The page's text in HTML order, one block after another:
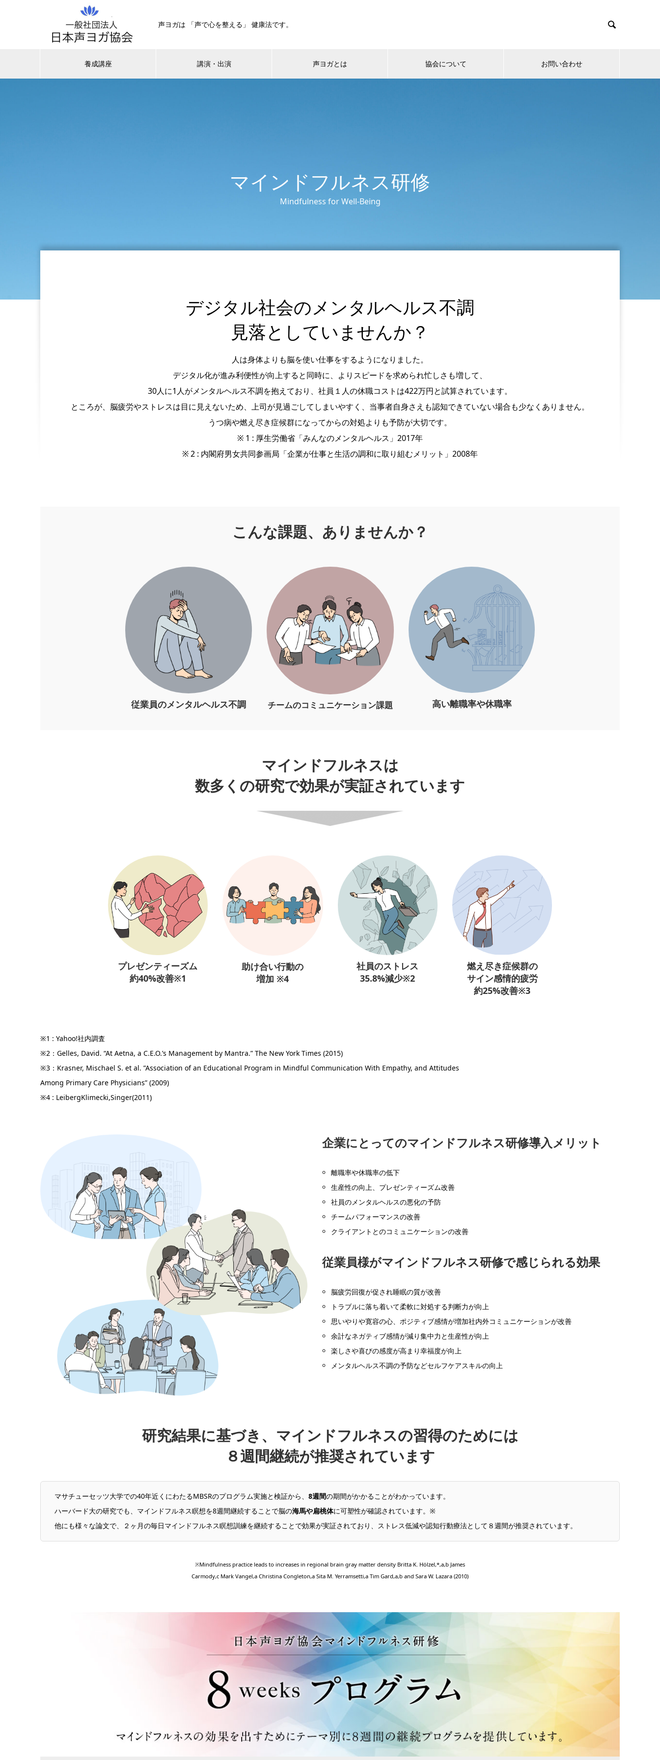
声ヨガは 「声で心を整える」 健康法です。 
養成講座 講演・出演 声ヨガとは 協会について お問い合わせ
マインドフルネス研修
Mindfulness for Well-Being
デジタル社会のメンタルヘルス不調
見落としていませんか？
人は身体よりも脳を使い仕事をするようになりました。
デジタル化が進み利便性が向上すると同時に、よりスピードを求められ忙しさも増して、
30人に1人がメンタルヘルス不調を抱えており、社員１人の休職コストは422万円と試算されています。
ところが、脳疲労やストレスは目に見えないため、上司が見過ごしてしまいやすく、当事者自身さえも認知できていない場合も少なくありません。
うつ病や燃え尽き症候群になってからの対処よりも予防が大切です。
※ 1 : 厚生労働省「みんなのメンタルヘルス」2017年
※ 2 : 内閣府男女共同参画局「企業が仕事と生活の調和に取り組むメリット」2008年
こんな課題、ありませんか？
従業員のメンタルヘルス不調 チームのコミュニケーション課題 高い離職率や休職率
マインドフルネスは
数多くの研究で効果が実証されています
プレゼンティーズム
約40%改善※1
助け合い行動の
増加 ※4
社員のストレス
35.8%減少※2
燃え尽き症候群の
サイン感情的疲労
約25%改善※3
※1 : Yahoo!社内調査
※2：Gelles, David. “At Aetna, a C.E.O.’s Management by Mantra.” The New York Times (2015)
※3：Krasner, Mischael S. et al. ”Association of an Educational Program in Mindful Communication With Empathy, and Attitudes
Among Primary Care Physicians” (2009)
※4 : LeibergKlimecki,Singer(2011)
企業にとってのマインドフルネス研修導入メリット
離職率や休職率の低下
生産性の向上、プレゼンティーズム改善
社員のメンタルヘルスの悪化の予防
チームパフォーマンスの改善
クライアントとのコミュニケーションの改善
従業員様がマインドフルネス研修で感じられる効果
脳疲労回復が促され睡眠の質が改善
トラブルに落ち着いて柔軟に対処する判断力が向上
思いやりや寛容の心、ポジティブ感情が増加社内外コミュニケーションが改善
余計なネガティブ感情が減り集中力と生産性が向上
楽しさや喜びの感度が高まり幸福度が向上
メンタルヘルス不調の予防などセルフケアスキルの向上
研究結果に基づき、マインドフルネスの習得のためには
８週間継続が推奨されています
マサチューセッツ大学での40年近くにわたるMBSRのプログラム実施と検証から、 8週間の期間がかかることがわかっています。
ハーバード大の研究でも、マインドフルネス瞑想を8週間継続することで脳の海馬や扁桃体に可塑性が確認されています。※
他にも様々な論文で、２ヶ月の毎日マインドフルネス瞑想訓練を継続することで効果が実証されており、ストレス低減や認知行動療法として８週間が推奨されています。
※Mindfulness practice leads to increases in regional brain gray matter density Britta K. Hölzel,*,a,b James
Carmody,c Mark Vangel,a Christina Congleton,a Sita M. Yerramsetti,a Tim Gard,a,b and Sara W. Lazara (2010)